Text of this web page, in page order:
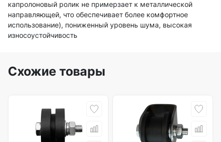
капролоновый ролик не примерзает к металлической
направляющей, что обеспечивает более комфортное
использование), пониженный уровень шума, высокая
износоустойчивость
Схожие товары